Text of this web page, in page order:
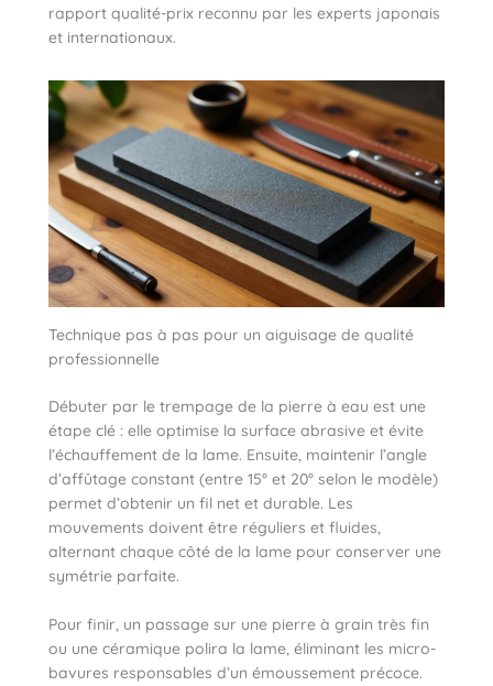
rapport qualité-prix reconnu par les experts japonais
et internationaux.
Technique pas à pas pour un aiguisage de qualité
professionnelle
Débuter par le trempage de la pierre à eau est une
étape clé : elle optimise la surface abrasive et évite
l’échauffement de la lame. Ensuite, maintenir l’angle
d’affûtage constant (entre 15° et 20° selon le modèle)
permet d’obtenir un fil net et durable. Les
mouvements doivent être réguliers et fluides,
alternant chaque côté de la lame pour conserver une
symétrie parfaite.
Pour finir, un passage sur une pierre à grain très fin
ou une céramique polira la lame, éliminant les micro-
bavures responsables d’un émoussement précoce.